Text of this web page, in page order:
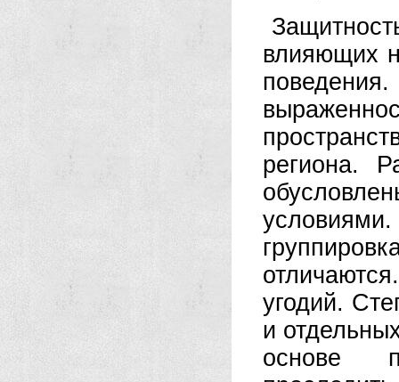
влияющих
региона.
условиями.
угодий.
и
основе